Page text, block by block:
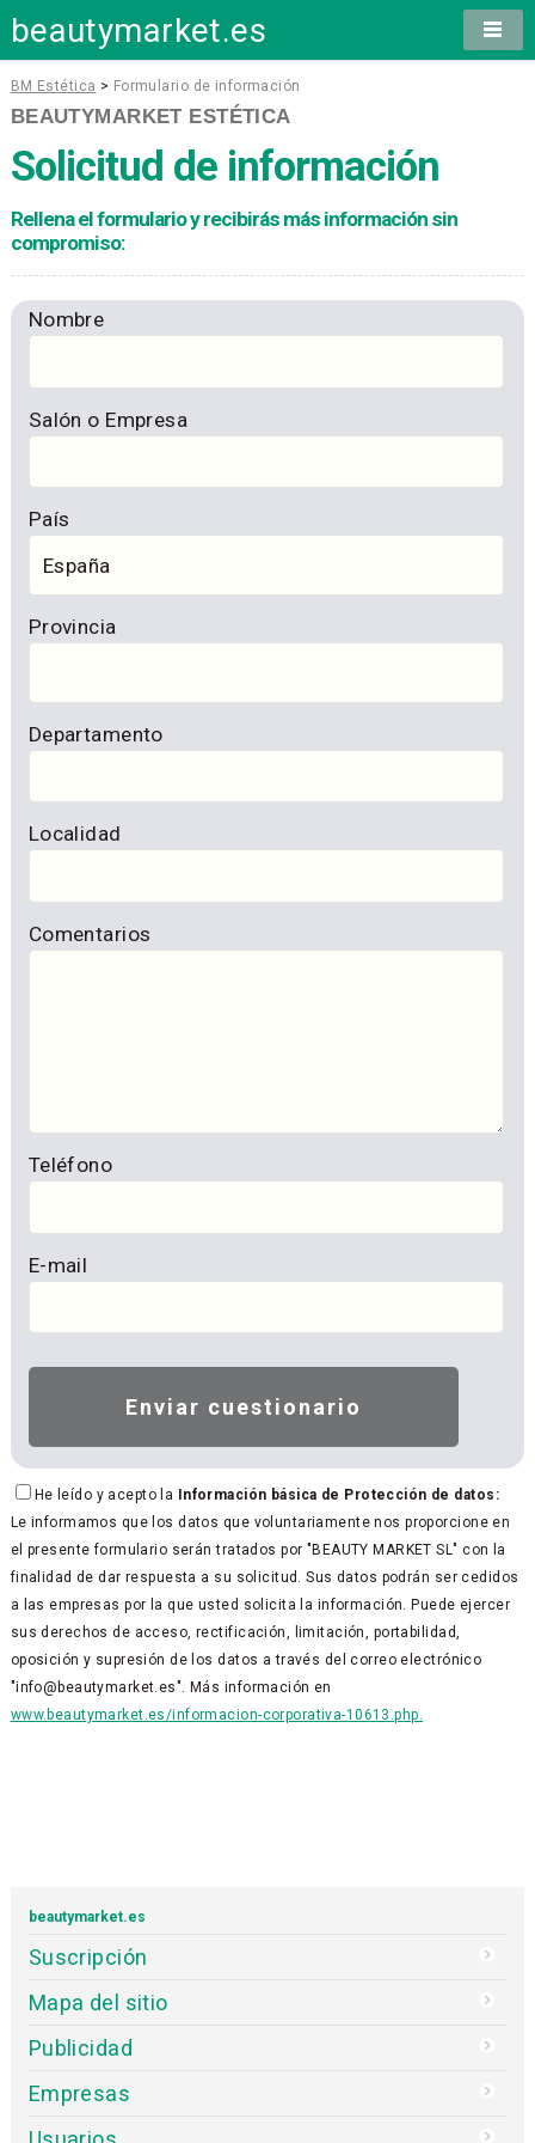
beautymarket.es
BM Estética > Formulario de información
BEAUTYMARKET ESTÉTICA
Solicitud de información
Rellena el formulario y recibirás más información sin
compromiso:
Nombre
Salón o Empresa
País
Provincia
Departamento
Localidad
Comentarios
Teléfono
E-mail
He leído y acepto la Información básica de Protección de datos:
Le informamos que los datos que voluntariamente nos proporcione en
el presente formulario serán tratados por "BEAUTY MARKET SL" con la
finalidad de dar respuesta a su solicitud. Sus datos podrán ser cedidos
a las empresas por la que usted solicita la información. Puede ejercer
sus derechos de acceso, rectificación, limitación, portabilidad,
oposición y supresión de los datos a través del correo electrónico
"info@beautymarket.es". Más información en
www.beautymarket.es/informacion-corporativa-10613.php.
beautymarket.es
Suscripción
Mapa del sitio
Publicidad
Empresas